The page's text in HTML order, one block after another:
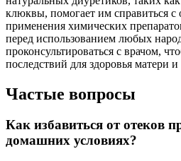
клюквы, помогает им справиться с
применения химических
перед использованием любых
проконсультироваться с врачом,
последствий для здоровья матери и
Частые вопросы
Как избавиться от отеков
домашних условиях?